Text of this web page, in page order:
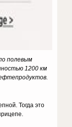
полевым
1200 км
Тогда это